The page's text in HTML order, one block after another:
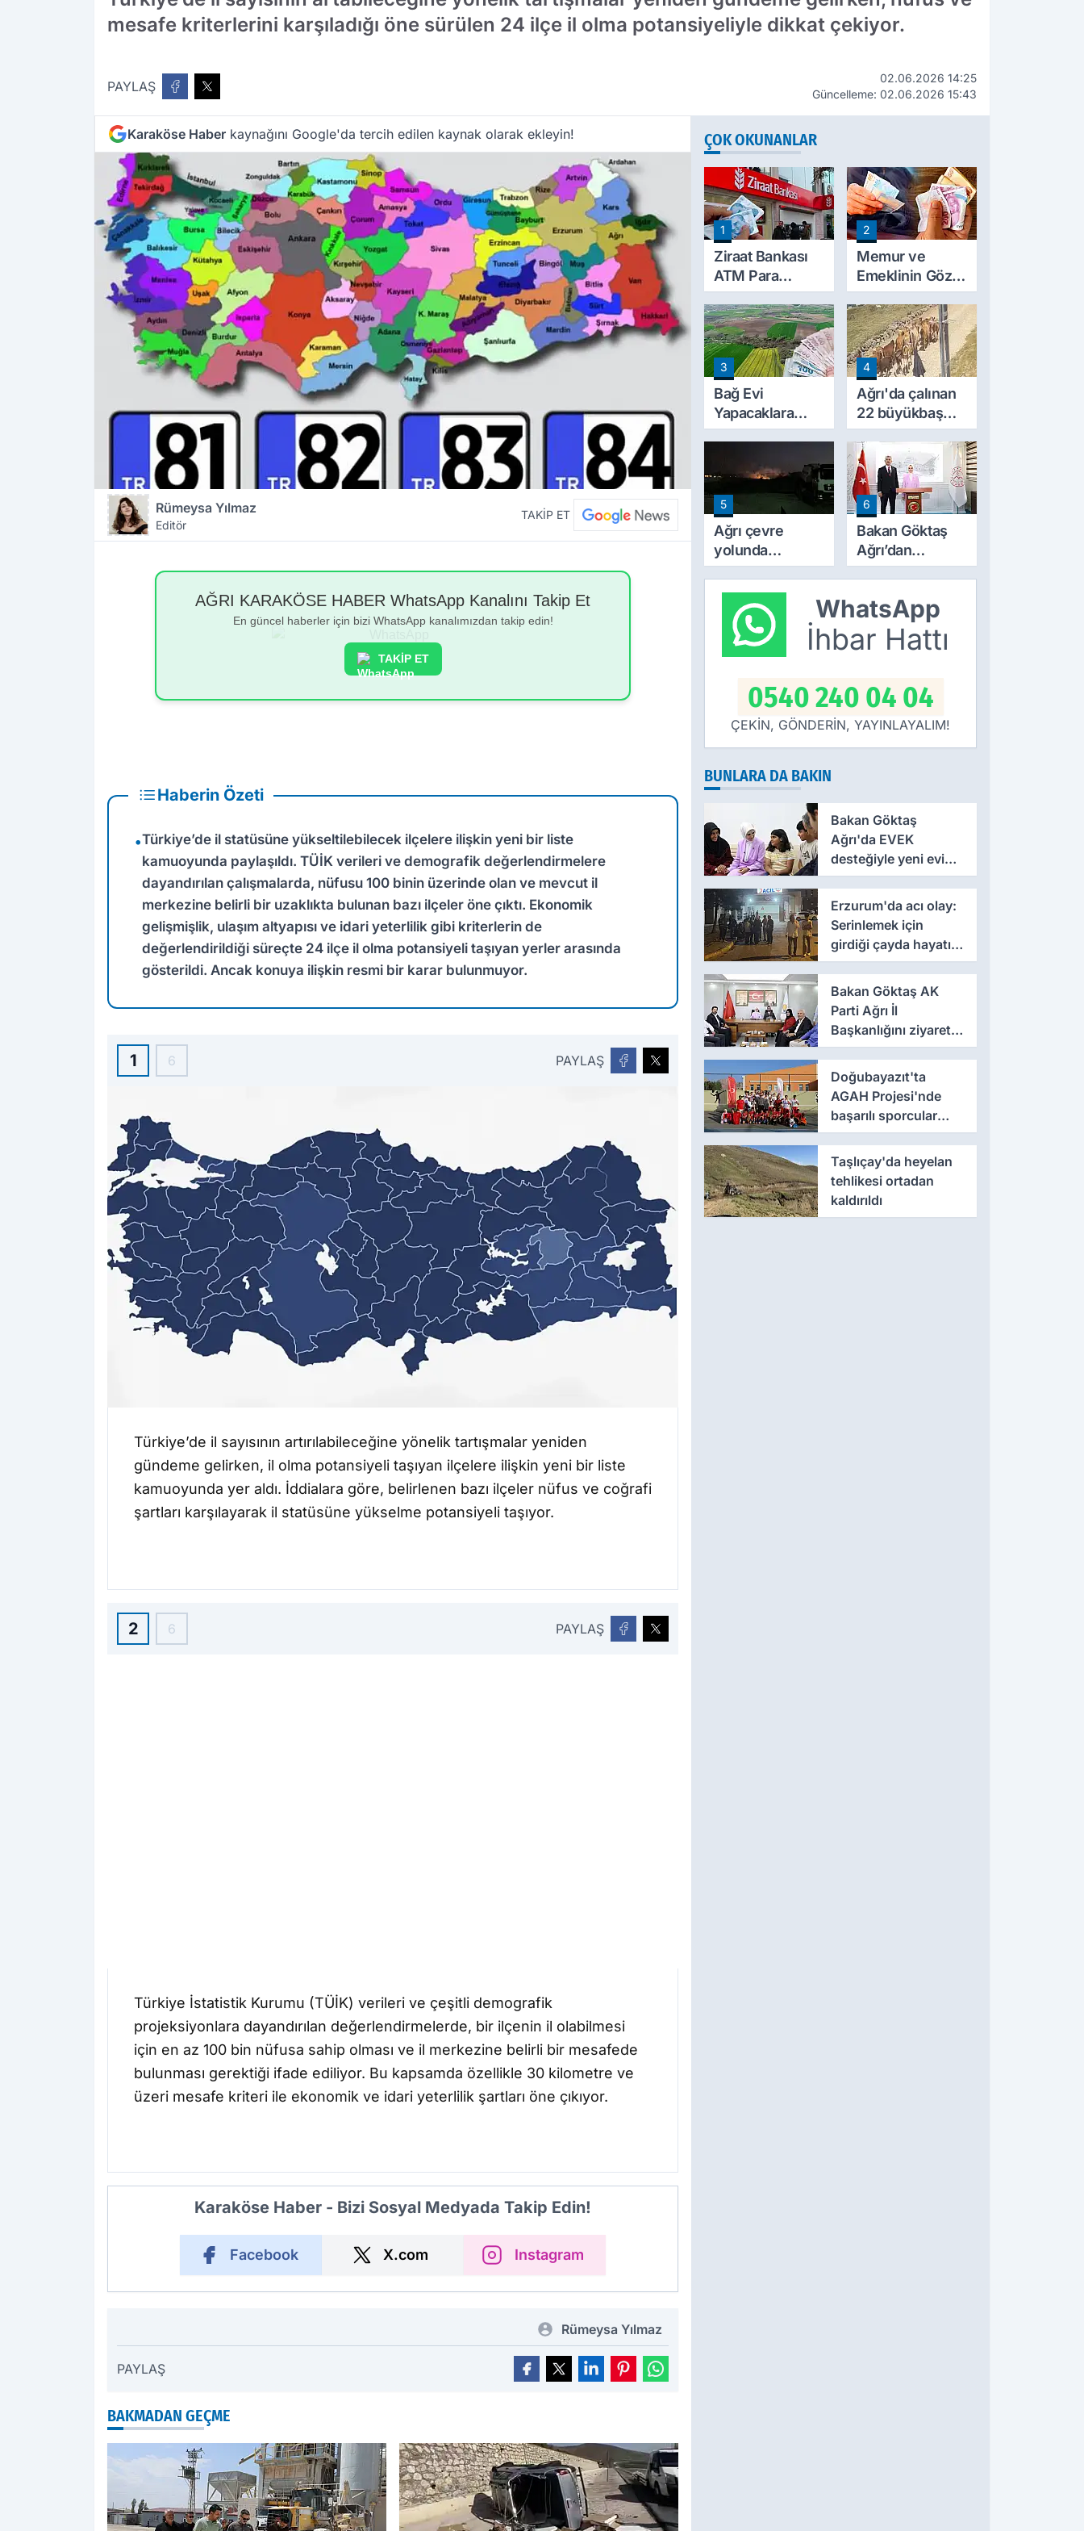
mesafe kriterlerini karşıladığı öne sürülen 24 ilçe il olma potansiyeliyle dikkat çekiyor.
PAYLAŞ
02.06.2026 14:25
Güncelleme: 02.06.2026 15:43
Karaköse Haber kaynağını Google'da tercih edilen kaynak olarak ekleyin!
Rümeysa Yılmaz
Editör
TAKİP ET
AĞRI KARAKÖSE HABER WhatsApp Kanalını Takip Et
En güncel haberler için bizi WhatsApp kanalımızdan takip edin!
TAKİP ET
Haberin Özeti
•Türkiye’de il statüsüne yükseltilebilecek ilçelere ilişkin yeni bir liste
kamuoyunda paylaşıldı. TÜİK verileri ve demografik değerlendirmelere
dayandırılan çalışmalarda, nüfusu 100 binin üzerinde olan ve mevcut il
merkezine belirli bir uzaklıkta bulunan bazı ilçeler öne çıktı. Ekonomik
gelişmişlik, ulaşım altyapısı ve idari yeterlilik gibi kriterlerin de
değerlendirildiği süreçte 24 ilçe il olma potansiyeli taşıyan yerler arasında
gösterildi. Ancak konuya ilişkin resmi bir karar bulunmuyor.
1 6 PAYLAŞ
Türkiye’de il sayısının artırılabileceğine yönelik tartışmalar yeniden
gündeme gelirken, il olma potansiyeli taşıyan ilçelere ilişkin yeni bir liste
kamuoyunda yer aldı. İddialara göre, belirlenen bazı ilçeler nüfus ve coğrafi
şartları karşılayarak il statüsüne yükselme potansiyeli taşıyor.
2 6 PAYLAŞ
Türkiye İstatistik Kurumu (TÜİK) verileri ve çeşitli demografik
projeksiyonlara dayandırılan değerlendirmelerde, bir ilçenin il olabilmesi
için en az 100 bin nüfusa sahip olması ve il merkezine belirli bir mesafede
bulunması gerektiği ifade ediliyor. Bu kapsamda özellikle 30 kilometre ve
üzeri mesafe kriteri ile ekonomik ve idari yeterlilik şartları öne çıkıyor.
Karaköse Haber - Bizi Sosyal Medyada Takip Edin!
Facebook X.com Instagram
Rümeysa Yılmaz
PAYLAŞ
BAKMADAN GEÇME
ÇOK OKUNANLAR
1
Ziraat Bankası
ATM Para
Çekme Limitini
Artırdı: Günlük
Ücretsiz Limit
30 Bin TL Oldu
2
Memur ve
Emeklinin Gözü
Ocak
Zammında: İlk
Hesaplamalar
Belli Olmaya
Başladı
3
Bağ Evi
Yapacaklara
Yeni Dönem:
Arazilerinde
Yapılaşma
Şartları Değişti
4
Ağrı'da çalınan
22 büyükbaş
hayvandan 15’i
Doğubayazıt’ta
bulundu
5
Ağrı çevre
yolunda
korkutan
yangın! alevler
geceyi aydınlattı
6
Bakan Göktaş
Ağrı’dan
‘Terörsüz
verdi
WhatsApp
İhbar Hattı
0540 240 04 04
ÇEKİN, GÖNDERİN, YAYINLAYALIM!
BUNLARA DA BAKIN
Bakan Göktaş
Ağrı'da EVEK
desteğiyle yeni evine
kavuşan anneye
konuk oldu
Erzurum'da acı olay:
Serinlemek için
girdiği çayda hayatını
kaybetti
Bakan Göktaş AK
Parti Ağrı İl
Başkanlığını ziyaret
etti
Doğubayazıt'ta
AGAH Projesi'nde
başarılı sporcular
ödüllendirildi
Taşlıçay'da heyelan
tehlikesi ortadan
kaldırıldı